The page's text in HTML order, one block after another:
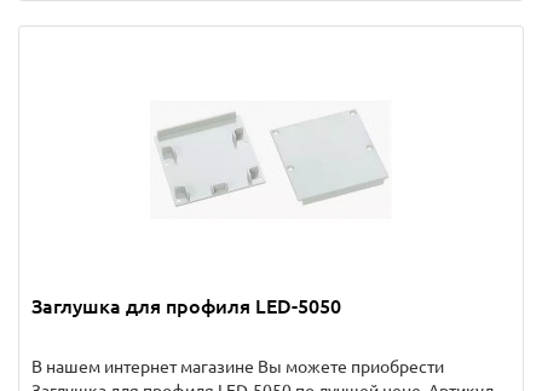
Заглушка для профиля LED-5050
В нашем интернет магазине Вы можете приобрести